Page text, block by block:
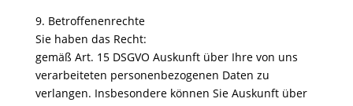
9. Betroffenenrechte
Sie haben das Recht:
gemäß Art. 15 DSGVO Auskunft über Ihre von uns
verarbeiteten personenbezogenen Daten zu
verlangen. Insbesondere können Sie Auskunft über